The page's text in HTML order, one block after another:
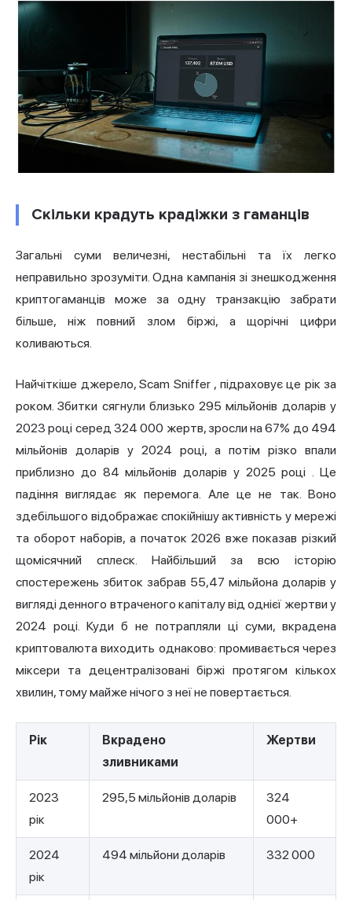
Скільки крадуть крадіжки з гаманців
Загальні суми величезні, нестабільні та їх легко
неправильно зрозуміти. Одна кампанія зі знешкодження
криптогаманців може за одну транзакцію забрати
більше, ніж повний злом біржі, а щорічні цифри
коливаються.
Найчіткіше джерело, Scam Sniffer, підраховує це рік за
роком. Збитки сягнули близько 295 мільйонів доларів у
2023 році серед 324 000 жертв, зросли на 67% до 494
мільйонів доларів у 2024 році, а потім різко впали
приблизно до 84 мільйонів доларів у 2025 році . Це
падіння виглядає як перемога. Але це не так. Воно
здебільшого відображає спокійнішу активність у мережі
та оборот наборів, а початок 2026 вже показав різкий
щомісячний сплеск. Найбільший за всю історію
спостережень збиток забрав 55,47 мільйона доларів у
вигляді денного втраченого капіталувід однієї жертви у
2024 році. Куди б не потрапляли ці суми, вкрадена
криптовалюта виходить однаково: промивається через
міксери та децентралізовані біржі протягом кількох
хвилин, тому майже нічого з неї не повертається.
Рік
Вкрадено
зливниками
Жертви
2023
рік
295,5 мільйонів доларів
324
000+
2024
рік
494 мільйони доларів 332 000